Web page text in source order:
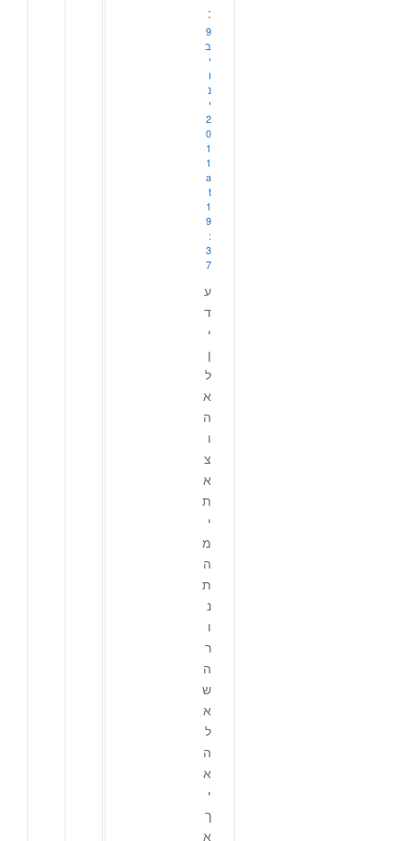
:
9
ב
י
ו
נ
י
2
0
1
1
a
t
1
9
:
3
7
ע
ד
י
ן
ל
א
ה
ו
צ
א
ת
י
מ
ה
ת
נ
ו
ר
ה
ש
א
ל
ה
א
י
ך
א